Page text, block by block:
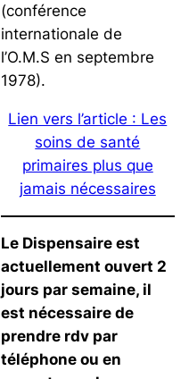
(conférence
internationale de
l’O.M.S en septembre
1978).
Lien vers l’article : Les
soins de santé
primaires plus que
jamais nécessaires
Le Dispensaire est
actuellement ouvert 2
jours par semaine, il
est nécessaire de
prendre rdv par
téléphone ou en